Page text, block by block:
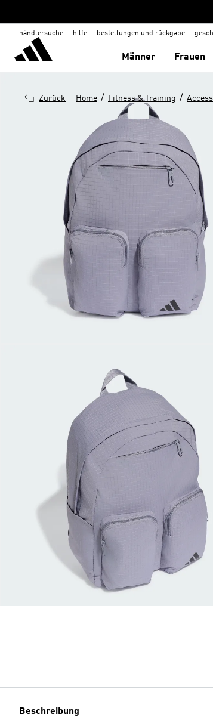
händlersuche hilfe bestellungen und rückgabe
Männer Frauen
Zurück Home / Fitness & Training /
Beschreibung